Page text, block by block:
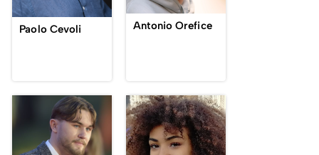
Paolo Cevoli Antonio Orefice